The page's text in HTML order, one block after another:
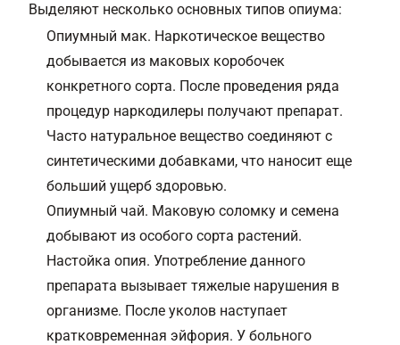
Выделяют несколько основных типов опиума:
Опиумный мак. Наркотическое вещество
добывается из маковых коробочек
конкретного сорта. После проведения ряда
процедур наркодилеры получают препарат.
Часто натуральное вещество соединяют с
синтетическими добавками, что наносит еще
больший ущерб здоровью.
Опиумный чай. Маковую соломку и семена
добывают из особого сорта растений.
Настойка опия. Употребление данного
препарата вызывает тяжелые нарушения в
организме. После уколов наступает
кратковременная эйфория. У больного